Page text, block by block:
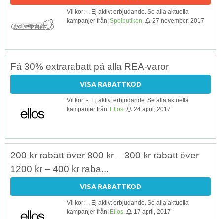
Villkor: -. Ej aktivt erbjudande. Se alla aktuella
kampanjer från: Spelbutiken 27 november, 2017
Få 30% extrarabatt på alla REA-varor
VISA RABATTKOD
Villkor: -. Ej aktivt erbjudande. Se alla aktuella
kampanjer från: Ellos 24 april, 2017
200 kr rabatt över 800 kr – 300 kr rabatt över
1200 kr – 400 kr raba...
VISA RABATTKOD
Villkor: -. Ej aktivt erbjudande. Se alla aktuella
kampanjer från: Ellos 17 april, 2017